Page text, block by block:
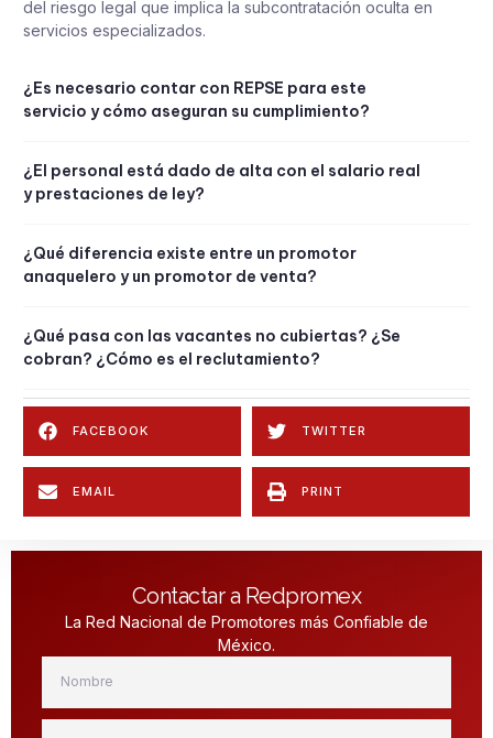
del riesgo legal que implica la subcontratación oculta en
servicios especializados.
¿Es necesario contar con REPSE para este
servicio y cómo aseguran su cumplimiento?
¿El personal está dado de alta con el salario real
y prestaciones de ley?
¿Qué diferencia existe entre un promotor
anaquelero y un promotor de venta?
¿Qué pasa con las vacantes no cubiertas? ¿Se
cobran? ¿Cómo es el reclutamiento?
FACEBOOK TWITTER
EMAIL PRINT
Contactar a Redpromex
La Red Nacional de Promotores más Confiable de
México.